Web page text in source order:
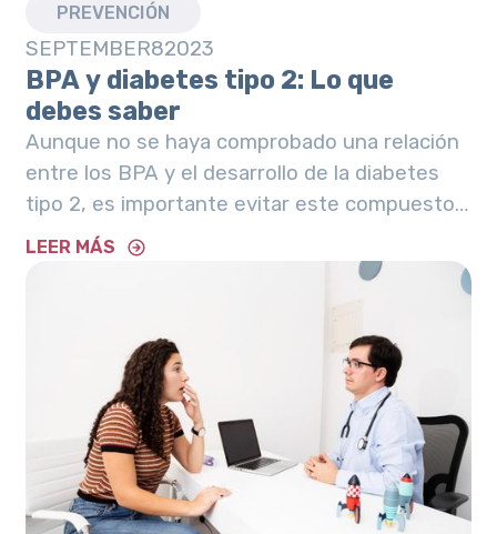
PREVENCIÓN
SEPTEMBER82023
BPA y diabetes tipo 2: Lo que
debes saber
Aunque no se haya comprobado una relación
entre los BPA y el desarrollo de la diabetes
tipo 2, es importante evitar este compuesto.
Aquí te decimos por qué.
LEER MÁS